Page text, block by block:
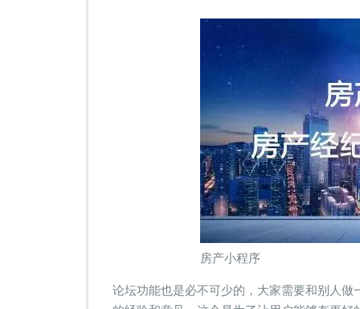
房产小程序
论坛功能也是必不可少的，大家需要和别人